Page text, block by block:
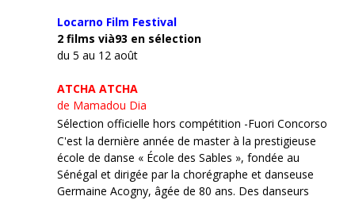
Locarno Film Festival
2 films vià93 en sélection
du 5 au 12 août
ATCHA ATCHA
de Mamadou Dia
Sélection officielle hors compétition -Fuori Concorso
C'est la dernière année de master à la prestigieuse
école de danse « École des Sables », fondée au
Sénégal et dirigée par la chorégraphe et danseuse
Germaine Acogny, âgée de 80 ans. Des danseurs